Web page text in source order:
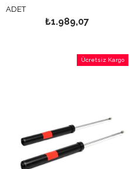
ADET
₺1.989,07
Ücretsiz Kargo